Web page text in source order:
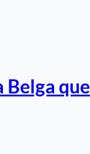
Belga que